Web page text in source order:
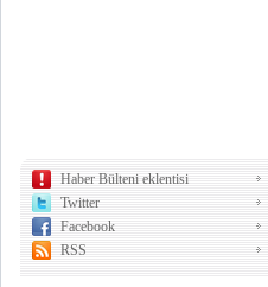
Haber Bülteni eklentisi
Twitter
Facebook
RSS